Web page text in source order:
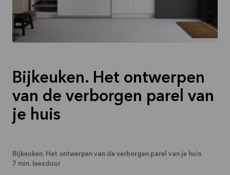
Aanbieding is geldig tot
Bijkeuken. Het ontwerpen
van de verborgen parel van
je huis
Bijkeuken. Het ontwerpen van de verborgen parel van je huis
7 min. leesduur